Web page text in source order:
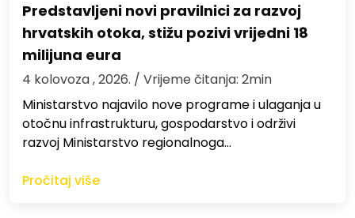
Predstavljeni novi pravilnici za razvoj
hrvatskih otoka, stižu pozivi vrijedni 18
milijuna eura
4 kolovoza , 2026. / Vrijeme čitanja: 2min
Ministarstvo najavilo nove programe i ulaganja u
otočnu infrastrukturu, gospodarstvo i održivi
razvoj Ministarstvo regionalnoga…
Pročitaj više